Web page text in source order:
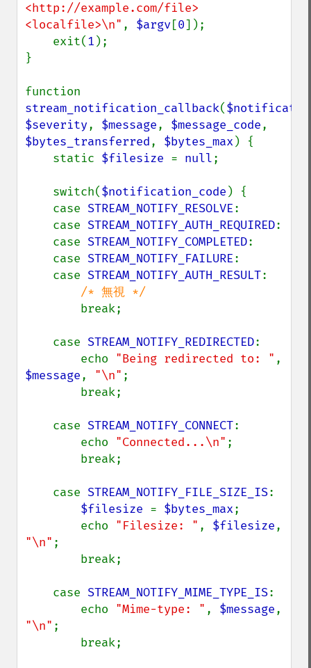
<http://example.com/file>
<localfile>\n" , $argv[0]);
    exit(
1 );
}
stream_notification_callback(
$severity, $message, $message_code
$bytes_transferred, $bytes_max ) {
    static
$filesize = null;
    switch(
$notification_code ) {
    case
STREAM_NOTIFY_RESOLVE:
    case
STREAM_NOTIFY_AUTH_REQUIRED:
    case
STREAM_NOTIFY_COMPLETED:
    case
STREAM_NOTIFY_FAILURE:
    case
STREAM_NOTIFY_AUTH_RESULT:
/* 無視 */
break;
    case
STREAM_NOTIFY_REDIRECTED:
        echo
"Being redirected to: "
$message, "\n" ;
    case
STREAM_NOTIFY_CONNECT:
        echo
"Connected...\n" ;
    case
STREAM_NOTIFY_FILE_SIZE_IS:
$filesize = $bytes_max;
        echo
"Filesize: " , $filesize
"\n" ;
    case
STREAM_NOTIFY_MIME_TYPE_IS:
        echo
"Mime-type: " , $message
"\n" ;